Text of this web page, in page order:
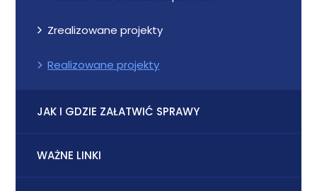
Zrealizowane projekty
Realizowane projekty
JAK I GDZIE ZAŁATWIĆ SPRAWY
WAŻNE LINKI